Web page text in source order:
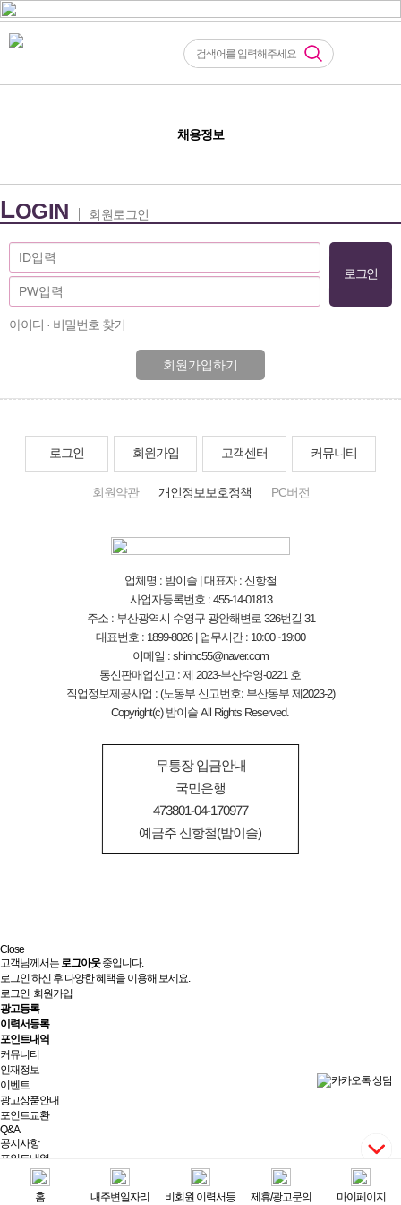
채용정보
LOGIN 회원로그인
아이디 · 비밀번호 찾기
회원가입하기
로그인 회원가입 고객센터 커뮤니티
회원약관 개인정보보호정책 PC버전
업체명 : 밤이슬 | 대표자 : 신항철
사업자등록번호 : 455-14-01813
주소 : 부산광역시 수영구 광안해변로 326번길 31
대표번호 : 1899-8026 | 업무시간 : 10:00~19:00
이메일 : shinhc55@naver.com
통신판매업신고 : 제 2023-부산수영-0221 호
직업정보제공사업 : (노동부 신고번호: 부산동부 제2023-2)
Copyright(c) 밤이슬 All Rights Reserved.
무통장 입금안내
국민은행
473801-04-170977
예금주 신항철(밤이슬)
홈 내주변일자리 비회원 이력서등 제휴/광고문의 마이페이지
Close
고객님께서는로그아웃중입니다.
로그인 하신 후 다양한 혜택을 이용해 보세요.
로그인 회원가입
광고등록
이력서등록
포인트내역
커뮤니티
인재정보
이벤트
광고상품안내
포인트교환
Q&A
공지사항
포인트내역
제휴/광고문의
실시간상담